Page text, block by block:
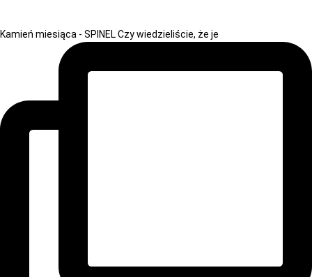
Kamień miesiąca - SPINEL Czy wiedzieliście, że je